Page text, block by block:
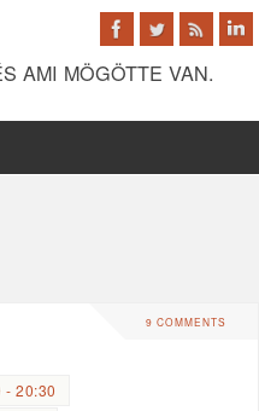
AMI MÖGÖTTE VAN.
9 COMMENTS
- 20:30